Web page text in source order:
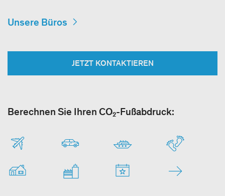
Unsere Büros
JETZT KONTAKTIEREN
Berechnen Sie Ihren CO₂-Fußabdruck: